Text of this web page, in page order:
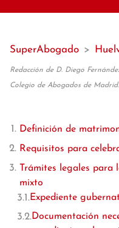
SuperAbogado >
Redacción de D. Diego
Colegio de Abogados de Madrid.
Definición de
Requisitos para
Trámites legales
mixto
Expediente
Documentación